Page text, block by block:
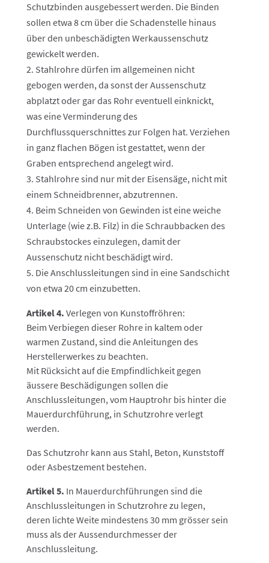
Schutzbinden ausgebessert werden. Die Binden
sollen etwa 8 cm über die Schadenstelle hinaus
über den unbeschädigten Werkaussenschutz
gewickelt werden.
Stahlrohre dürfen im allgemeinen nicht
gebogen werden, da sonst der Aussenschutz
abplatzt oder gar das Rohr eventuell einknickt,
was eine Verminderung des
Durchflussquerschnittes zur Folgen hat. Verziehen
in ganz flachen Bögen ist gestattet, wenn der
Graben entsprechend angelegt wird.
Stahlrohre sind nur mit der Eisensäge, nicht mit
einem Schneidbrenner, abzutrennen.
Beim Schneiden von Gewinden ist eine weiche
Unterlage (wie z.B. Filz) in die Schraubbacken des
Schraubstockes einzulegen, damit der
Aussenschutz nicht beschädigt wird.
Die Anschlussleitungen sind in eine Sandschicht
von etwa 20 cm einzubetten.
Artikel 4. Verlegen von Kunstoffröhren:
Beim Verbiegen dieser Rohre in kaltem oder
warmen Zustand, sind die Anleitungen des
Herstellerwerkes zu beachten.
Mit Rücksicht auf die Empfindlichkeit gegen
äussere Beschädigungen sollen die
Anschlussleitungen, vom Hauptrohr bis hinter die
Mauerdurchführung, in Schutzrohre verlegt
werden.
Das Schutzrohr kann aus Stahl, Beton, Kunststoff
oder Asbestzement bestehen.
Artikel 5. In Mauerdurchführungen sind die
Anschlussleitungen in Schutzrohre zu legen,
deren lichte Weite mindestens 30 mm grösser sein
muss als der Aussendurchmesser der
Anschlussleitung.